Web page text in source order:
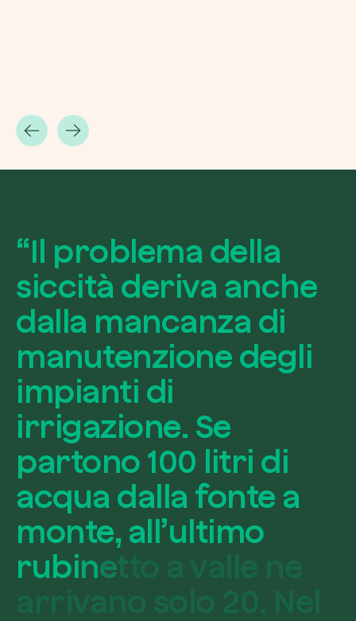
“Il problema della
siccità deriva anche
dalla mancanza di
manutenzione degli
impianti di
irrigazione. Se
partono 100 litri di
acqua dalla fonte a
monte, all’ultimo
rubinet